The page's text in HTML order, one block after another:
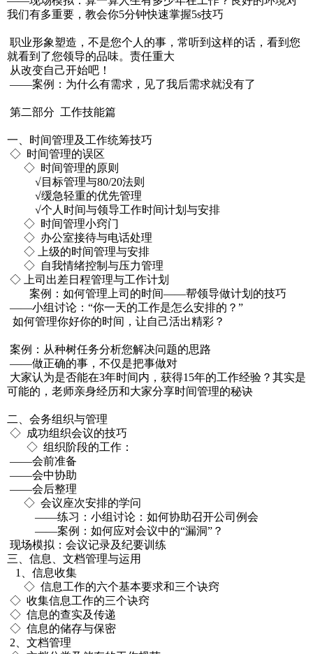
我们有多重要，教会你5分钟快速掌握5s技巧
职业形象塑造，不是您个人的事，常听到这样的话，看到您
就看到了您领导的品味。责任重大
从改变自己开始吧！
——案例：为什么有需求，见了我后需求就没有了
第二部分 工作技能篇
一、时间管理及工作统筹技巧
◇ 时间管理的误区
◇ 时间管理的原则
√目标管理与80/20法则
√缓急轻重的优先管理
√个人时间与领导工作时间计划与安排
◇ 时间管理小窍门
◇ 办公室接待与电话处理
◇ 上级的时间管理与安排
◇ 自我情绪控制与压力管理
◇ 上司出差日程管理与工作计划
案例：如何管理上司的时间——帮领导做计划的技巧
——小组讨论：“你一天的工作是怎么安排的？”
如何管理你好你的时间，让自己活出精彩？
案例：从种树任务分析您解决问题的思路
——做正确的事，不仅是把事做对
大家认为是否能在3年时间内，获得15年的工作经验？其实是
可能的，老师亲身经历和大家分享时间管理的秘诀
二、会务组织与管理
◇ 成功组织会议的技巧
◇ 组织阶段的工作：
——会前准备
——会中协助
——会后整理
◇ 会议座次安排的学问
——练习：小组讨论：如何协助召开公司例会
——案例：如何应对会议中的“漏洞”？
现场模拟：会议记录及纪要训练
三、信息、文档管理与运用
1、信息收集
◇ 信息工作的六个基本要求和三个诀窍
◇ 收集信息工作的三个诀窍
◇ 信息的查实及传递
◇ 信息的储存与保密
2、文档管理